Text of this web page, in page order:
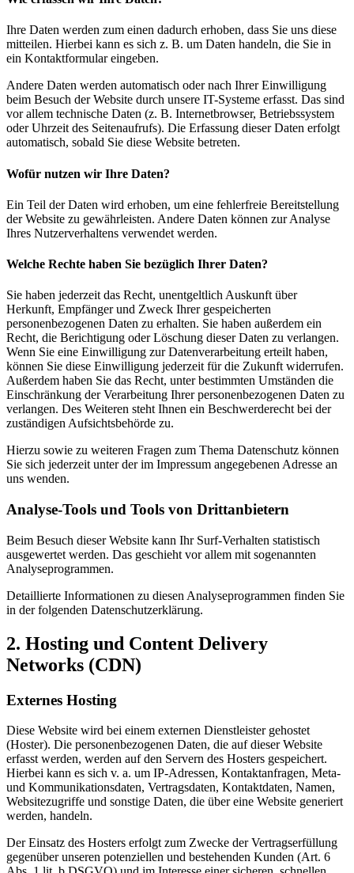
Ihre Daten werden zum einen dadurch erhoben, dass Sie uns diese
mitteilen. Hierbei kann es sich z. B. um Daten handeln, die Sie in
ein Kontaktformular eingeben.
Andere Daten werden automatisch oder nach Ihrer Einwilligung
beim Besuch der Website durch unsere IT-Systeme erfasst. Das sind
vor allem technische Daten (z. B. Internetbrowser, Betriebssystem
oder Uhrzeit des Seitenaufrufs). Die Erfassung dieser Daten erfolgt
automatisch, sobald Sie diese Website betreten.
Wofür nutzen wir Ihre Daten?
Ein Teil der Daten wird erhoben, um eine fehlerfreie Bereitstellung
der Website zu gewährleisten. Andere Daten können zur Analyse
Ihres Nutzerverhaltens verwendet werden.
Welche Rechte haben Sie bezüglich Ihrer Daten?
Sie haben jederzeit das Recht, unentgeltlich Auskunft über
Herkunft, Empfänger und Zweck Ihrer gespeicherten
personenbezogenen Daten zu erhalten. Sie haben außerdem ein
Recht, die Berichtigung oder Löschung dieser Daten zu verlangen.
Wenn Sie eine Einwilligung zur Datenverarbeitung erteilt haben,
können Sie diese Einwilligung jederzeit für die Zukunft widerrufen.
Außerdem haben Sie das Recht, unter bestimmten Umständen die
Einschränkung der Verarbeitung Ihrer personenbezogenen Daten zu
verlangen. Des Weiteren steht Ihnen ein Beschwerderecht bei der
zuständigen Aufsichtsbehörde zu.
Hierzu sowie zu weiteren Fragen zum Thema Datenschutz können
Sie sich jederzeit unter der im Impressum angegebenen Adresse an
uns wenden.
Analyse-Tools und Tools von Dritt­anbietern
Beim Besuch dieser Website kann Ihr Surf-Verhalten statistisch
ausgewertet werden. Das geschieht vor allem mit sogenannten
Analyseprogrammen.
Detaillierte Informationen zu diesen Analyseprogrammen finden Sie
in der folgenden Datenschutzerklärung.
2. Hosting und Content Delivery
Networks (CDN)
Externes Hosting
Diese Website wird bei einem externen Dienstleister gehostet
(Hoster). Die personenbezogenen Daten, die auf dieser Website
erfasst werden, werden auf den Servern des Hosters gespeichert.
Hierbei kann es sich v. a. um IP-Adressen, Kontaktanfragen, Meta-
und Kommunikationsdaten, Vertragsdaten, Kontaktdaten, Namen,
Websitezugriffe und sonstige Daten, die über eine Website generiert
werden, handeln.
Der Einsatz des Hosters erfolgt zum Zwecke der Vertragserfüllung
gegenüber unseren potenziellen und bestehenden Kunden (Art. 6